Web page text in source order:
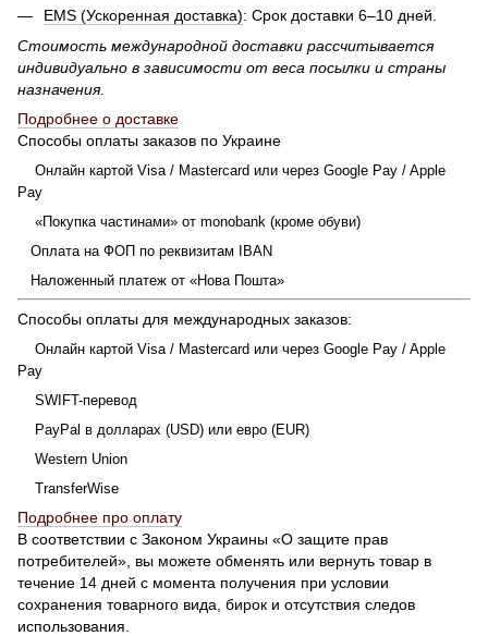
EMS (Ускоренная доставка): Срок доставки 6–10 дней.
Стоимость международной доставки рассчитывается
индивидуально в зависимости от веса посылки и страны
назначения.
Подробнее о доставке
Способы оплаты заказов по Украине
Онлайн картой Visa / Mastercard или через Google Pay / Apple
Pay
«Покупка частинами» от monobank (кроме обуви)
Оплата на ФОП по реквизитам IBAN
Наложенный платеж от «Нова Пошта»
Способы оплаты для международных заказов:
Онлайн картой Visa / Mastercard или через Google Pay / Apple
Pay
SWIFT-перевод
PayPal в долларах (USD) или евро (EUR)
Western Union
TransferWise
Подробнее про оплату
В соответствии с Законом Украины «О защите прав
потребителей», вы можете обменять или вернуть товар в
течение 14 дней с момента получения при условии
сохранения товарного вида, бирок и отсутствия следов
использования.